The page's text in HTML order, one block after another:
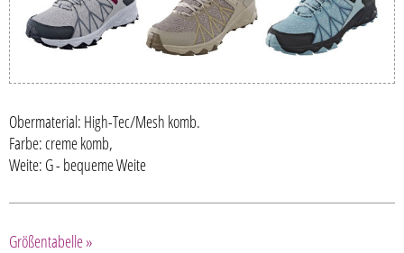
Obermaterial: High-Tec/Mesh komb.
Farbe: creme komb,
Weite: G - bequeme Weite
Größentabelle »